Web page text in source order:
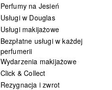
Perfumy na Jesień
Usługi w Douglas
Usługi makijażowe
Bezpłatne usługi w każdej
perfumerii
Wydarzenia makijażowe
Click & Collect
Rezygnacja i zwrot